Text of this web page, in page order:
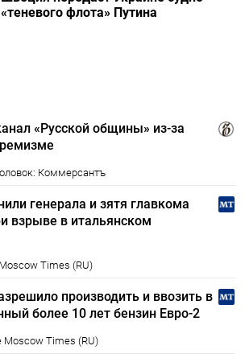
«теневого флота» Путина